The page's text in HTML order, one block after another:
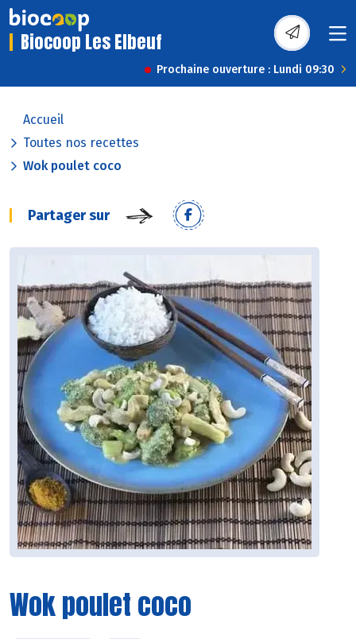
Biocoop Les Elbeuf
Prochaine ouverture : Lundi 09:30
Accueil
Toutes nos recettes
Wok poulet coco
Partager sur
Wok poulet coco